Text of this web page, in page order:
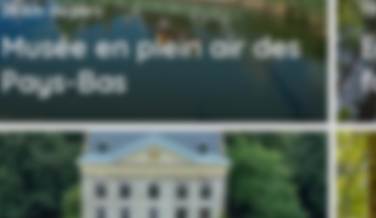
Musée en plein air des
Pays-Bas
26 km du parc